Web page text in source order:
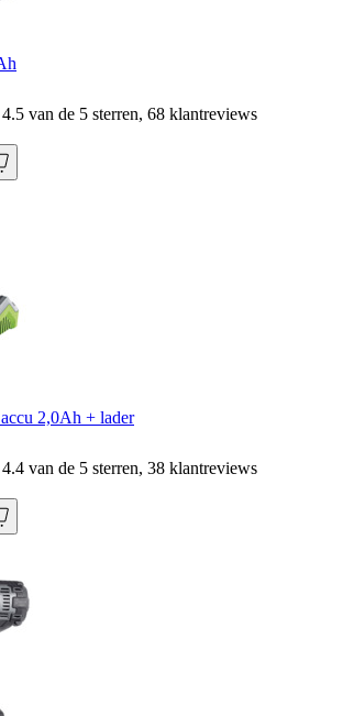
van de 5 sterren, 68 klantreviews
2,0Ah + lader
van de 5 sterren, 38 klantreviews